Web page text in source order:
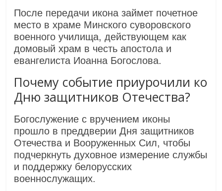
После передачи икона займет почетное
место в храме Минского суворовского
военного училища, действующем как
домовый храм в честь апостола и
евангелиста Иоанна Богослова.
Почему событие приурочили ко
Дню защитников Отечества?
Богослужение с вручением иконы
прошло в преддверии Дня защитников
Отечества и Вооруженных Сил, чтобы
подчеркнуть духовное измерение службы
и поддержку белорусских
военнослужащих.